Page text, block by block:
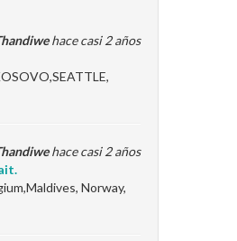
hace casi 2 años
hace casi 2 años
Norway,